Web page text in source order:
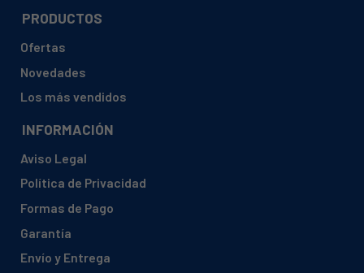
PRODUCTOS
Ofertas
Novedades
Los más vendidos
INFORMACIÓN
Aviso Legal
Política de Privacidad
Formas de Pago
Garantía
Envío y Entrega